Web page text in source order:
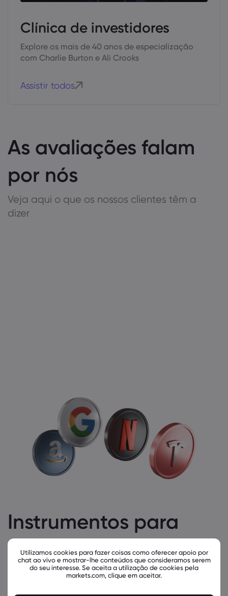
Clínica de investidores
Explore os mais de 40 anos de especialização
com Charlie Burton e Ali Crooks
Assistir todos
As avaliações falam
por nós
Veja aqui o que os nossos clientes têm a
dizer
Instrumentos para
negociação da
Markets.com
Utilizamos cookies para fazer coisas como oferecer apoio por
chat ao vivo e mostrar-lhe conteúdos que consideramos serem
do seu interesse. Se aceita a utilização de cookies pela
markets.com, clique em aceitar.